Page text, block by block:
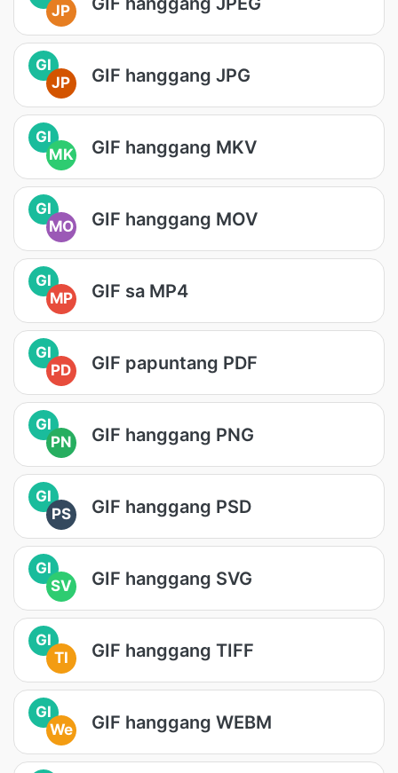
JP
GI
JP
GIF hanggang JPG
GI
MK
GIF hanggang MKV
GI
MO
GIF hanggang MOV
GI
MP
GIF sa MP4
GI
PD
GIF papuntang PDF
GI
PN
GIF hanggang PNG
GI
PS
GIF hanggang PSD
GI
SV
GIF hanggang SVG
GI
TI
GIF hanggang TIFF
GI
We
GIF hanggang WEBM